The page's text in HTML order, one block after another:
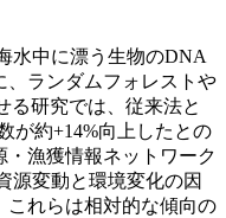
水中に漂う生物のDNA
、ランダムフォレストや
る研究では、従来法と
が約+14%向上したとの
漁獲情報ネットワーク
源変動と環境変化の因
これらは相対的な傾向の